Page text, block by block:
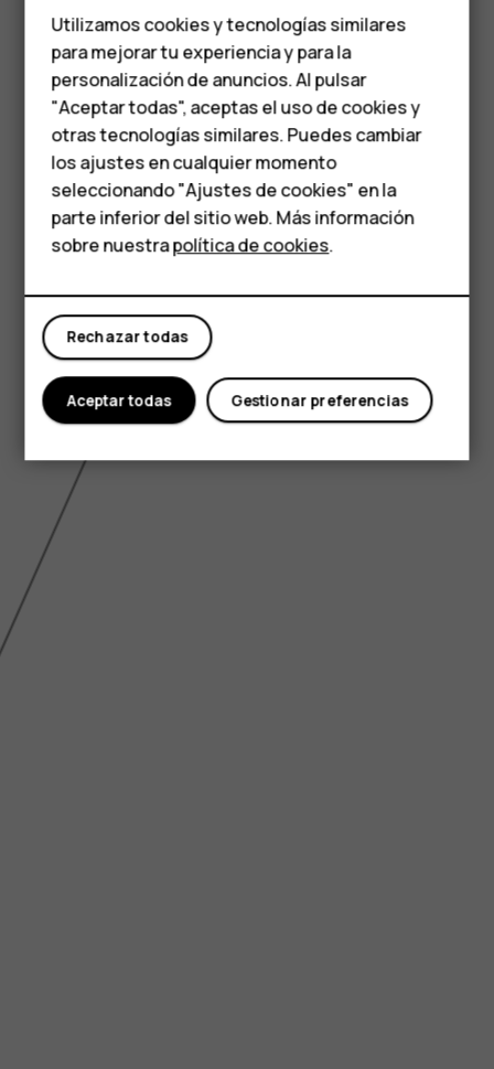
media
Teléfonos para
personas mayores
HMD Terra M
Comprar
Mi cuenta
6.5 inch
Utilizamos cookies y tecnologías similares
para mejorar tu experiencia y para la
personalización de anuncios. Al pulsar
"Aceptar todas", aceptas el uso de cookies y
otras tecnologías similares. Puedes cambiar
los ajustes en cualquier momento
seleccionando "Ajustes de cookies" en la
parte inferior del sitio web. Más información
sobre nuestrapolítica de cookies.
Rechazar todas
Gestionar preferencias
Aceptar todas